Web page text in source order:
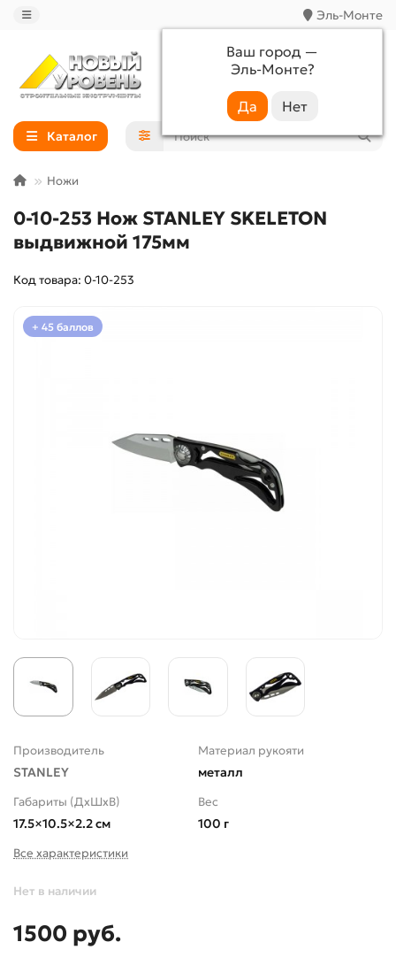
Эль-Монте
Ваш город —
Эль-Монте?
+7 (988) 233-44-52
Каталог
Ножи
0-10-253 Нож STANLEY SKELETON
выдвижной 175мм
Код товара: 0-10-253
+ 45 баллов
Производитель
STANLEY
Материал рукояти
металл
Габариты (ДхШхВ)
17.5×10.5×2.2 см
Вес
100 г
Все характеристики
Нет в наличии
1500 руб.